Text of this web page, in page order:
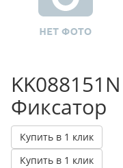
KK088151N
Фиксатор
Купить в 1 клик
Купить в 1 клик